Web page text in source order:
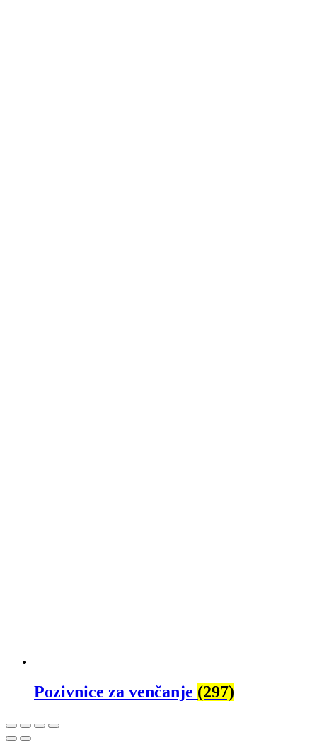
Pozivnice za venčanje (297)